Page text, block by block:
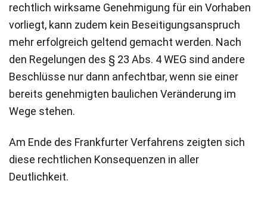
rechtlich wirksame Genehmigung für ein Vorhaben
vorliegt, kann zudem kein Beseitigungsanspruch
mehr erfolgreich geltend gemacht werden. Nach
den Regelungen des § 23 Abs. 4 WEG sind andere
Beschlüsse nur dann anfechtbar, wenn sie einer
bereits genehmigten baulichen Veränderung im
Wege stehen.
Am Ende des Frankfurter Verfahrens zeigten sich
diese rechtlichen Konsequenzen in aller
Deutlichkeit.